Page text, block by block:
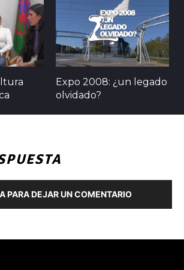
Expo 2008: ¿un legado
olvidado?
PARA DEJAR UN COMENTARIO